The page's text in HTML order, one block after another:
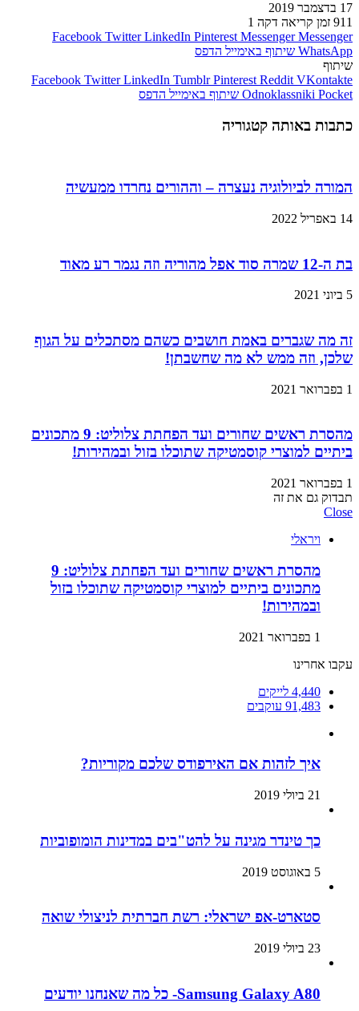
17 בדצמבר 2019
911 זמן קריאה דקה 1
Facebook Twitter LinkedIn Pinterest Messenger Messenger
WhatsApp שיתוף באימייל הדפס
שיתוף
Facebook Twitter LinkedIn Tumblr Pinterest Reddit VKontakte
Odnoklassniki Pocket שיתוף באימייל הדפס
כתבות באותה קטגוריה
המורה לביולוגיה נעצרה – וההורים נחרדו ממעשיה
14 באפריל 2022
בת ה-12 שמרה סוד אפל מהוריה וזה נגמר רע מאוד
5 ביוני 2021
זה מה שגברים באמת חושבים כשהם מסתכלים על הגוף
שלכן, וזה ממש לא מה שחשבתן!
1 בפברואר 2021
מהסרת ראשים שחורים ועד הפחתת צלוליט: 9 מתכונים
ביתיים למוצרי קוסמטיקה שתוכלו בזול ובמהירות!
1 בפברואר 2021
תבדוק גם את זה
Close
ויראלי
מהסרת ראשים שחורים ועד הפחתת צלוליט: 9
מתכונים ביתיים למוצרי קוסמטיקה שתוכלו בזול
ובמהירות!
1 בפברואר 2021
עקבו אחרינו
4,440 לייקים
91,483 עוקבים
איך לזהות אם האירפודס שלכם מקוריות?
21 ביולי 2019
כך טינדר מגינה על להט"בים במדינות הומופוביות
5 באוגוסט 2019
סטארט-אפ ישראלי: רשת חברתית לניצולי שואה
23 ביולי 2019
Samsung Galaxy A80- כל מה שאנחנו יודעים